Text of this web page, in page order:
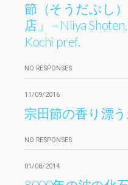
節（そうだぶし
店」 – Niiya
Kochi pref.
NO RESPONSES
11/09/2016
宗田節の香り漂
NO RESPONSES
01/08/2014